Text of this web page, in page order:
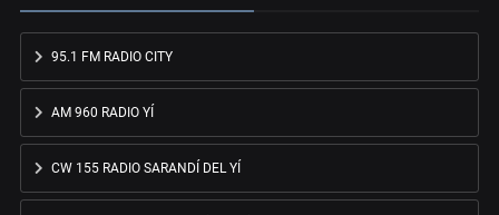
95.1 FM RADIO CITY
AM 960 RADIO YÍ
CW 155 RADIO SARANDÍ DEL YÍ